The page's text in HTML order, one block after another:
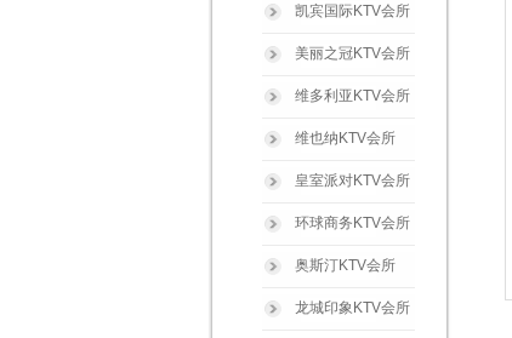
凯宾国际KTV会所
美丽之冠KTV会所
维多利亚KTV会所
维也纳KTV会所
皇室派对KTV会所
环球商务KTV会所
奥斯汀KTV会所
龙城印象KTV会所